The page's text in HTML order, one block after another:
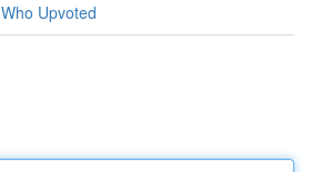
Who Upvoted